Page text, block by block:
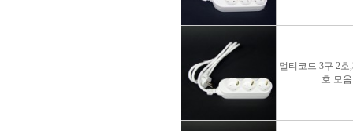
멀티코드 3구 2호
호 모음